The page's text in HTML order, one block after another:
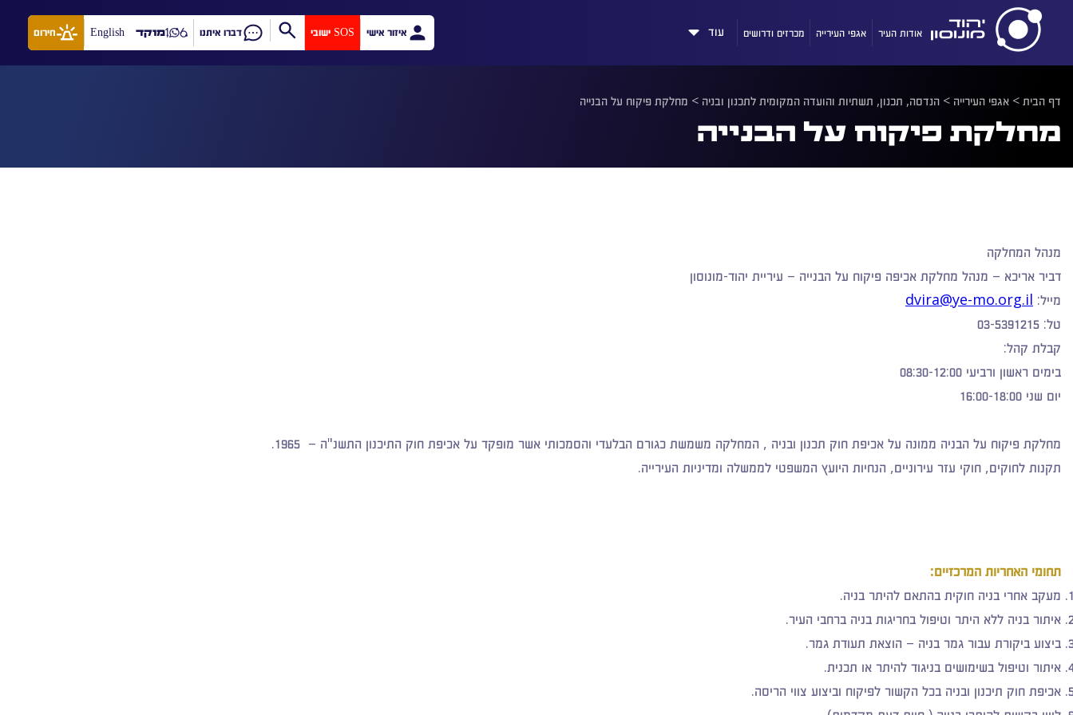
אודות העיר אגפי העירייה מכרזים ודרושים עוד איזור אישי SOS ישובי דברו איתנו מוקד English חירום
דף הבית> אגפי העירייה > הנדסה, תכנון, תשתיות והועדה המקומית לתכנון ובניה > מחלקת פיקוח על הבנייה
מחלקת פיקוח על הבנייה
מנהל המחלקה
דביר אריכא – מנהל מחלקת אכיפה פיקוח על הבנייה – עיריית יהוד-מונוסון
מייל: dvira@ye-mo.org.il
טל: 03-5391215
קבלת קהל:
בימים ראשון ורביעי 08:30-12:00
יום שני 16:00-18:00
מחלקת פיקוח על הבניה ממונה על אכיפת חוק תכנון ובניה , המחלקה משמשת כגורם הבלעדי והסמכותי אשר מופקד על אכיפת חוק התיכנון התשנ"ה – 1965.
תקנות לחוקים, חוקי עזר עירוניים, הנחיות היועץ המשפטי לממשלה ומדיניות העירייה.
תחומי האחריות המרכזיים:
מעקב אחרי בניה חוקית בהתאם להיתר בניה.
איתור בניה ללא היתר וטיפול בחריגות בניה ברחבי העיר.
ביצוע ביקורת עבור גמר בניה – הוצאת תעודת גמר.
איתור וטיפול בשימושים בניגוד להיתר או תכנית.
אכיפת חוק תיכנון ובניה בכל הקשור לפיקוח וביצוע צווי הריסה.